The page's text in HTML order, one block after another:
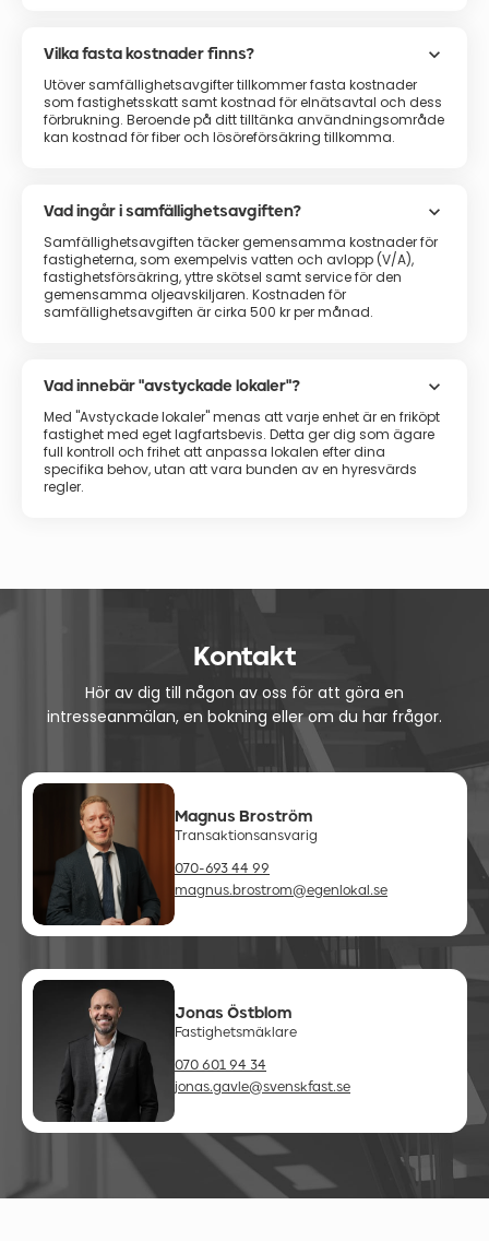
Vilka fasta kostnader finns? keyboard_arrow_down
Utöver samfällighetsavgifter tillkommer fasta kostnader
som fastighetsskatt samt kostnad för elnätsavtal och dess
förbrukning. Beroende på ditt tilltänka användningsområde
kan kostnad för fiber och lösöreförsäkring tillkomma.
Vad ingår i samfällighetsavgiften? keyboard_arrow_down
Samfällighetsavgiften täcker gemensamma kostnader för
fastigheterna, som exempelvis vatten och avlopp (V/A),
fastighetsförsäkring, yttre skötsel samt service för den
gemensamma oljeavskiljaren. Kostnaden för
samfällighetsavgiften är cirka 500 kr per månad.
Vad innebär "avstyckade lokaler"? keyboard_arrow_down
Med "Avstyckade lokaler" menas att varje enhet är en friköpt
fastighet med eget lagfartsbevis. Detta ger dig som ägare
full kontroll och frihet att anpassa lokalen efter dina
specifika behov, utan att vara bunden av en hyresvärds
regler.
Kontakt
Hör av dig till någon av oss för att göra en
intresseanmälan, en bokning eller om du har frågor.
Magnus Broström
Transaktionsansvarig
070-693 44 99
magnus.brostrom@egenlokal.se
Jonas Östblom
Fastighetsmäklare
070 601 94 34
jonas.gavle@svenskfast.se